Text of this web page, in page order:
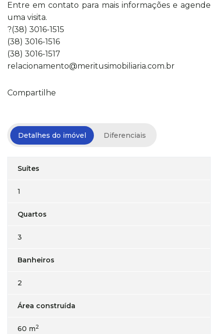
Entre em contato para mais informações e agende
uma visita.
?(38) 3016-1515
(38) 3016-1516
(38) 3016-1517
relacionamento@meritusimobiliaria.com.br
Compartilhe
Detalhes do imóvel Diferenciais
Suítes
1
Quartos
3
Banheiros
2
Área construída
60 m2